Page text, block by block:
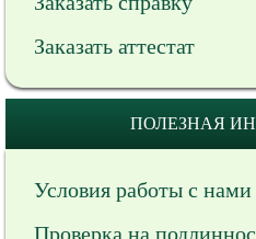
Заказать аттестат
ПОЛЕЗНАЯ
Условия работы с нами
Проверка на